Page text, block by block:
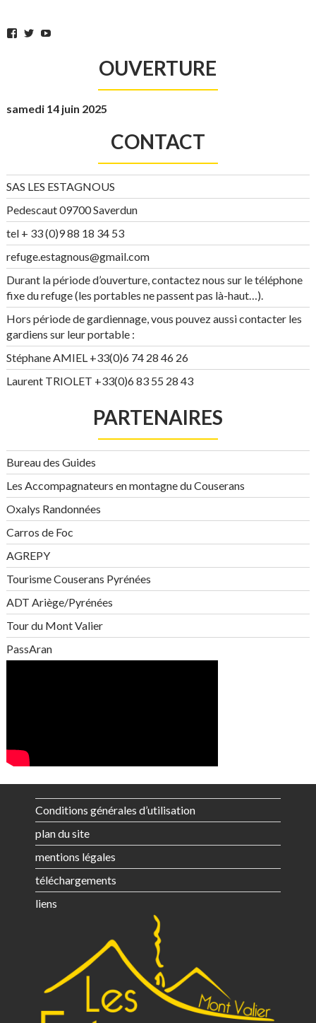
Facebook
TwitterYouTube
OUVERTURE
samedi 14 juin 2025
CONTACT
SAS LES ESTAGNOUS
Pedescaut 09700 Saverdun
tel + 33 (0)9 88 18 34 53
refuge.estagnous@gmail.com
Durant la période d’ouverture, contactez nous sur le téléphone
fixe du refuge (les portables ne passent pas là-haut…).
Hors période de gardiennage, vous pouvez aussi contacter les
gardiens sur leur portable :
Stéphane AMIEL +33(0)6 74 28 46 26
Laurent TRIOLET +33(0)6 83 55 28 43
PARTENAIRES
Bureau des Guides
Les Accompagnateurs en montagne du Couserans
Oxalys Randonnées
Carros de Foc
AGREPY
Tourisme Couserans Pyrénées
ADT Ariège/Pyrénées
Tour du Mont Valier
PassAran
Conditions générales d’utilisation
plan du site
mentions légales
téléchargements
liens